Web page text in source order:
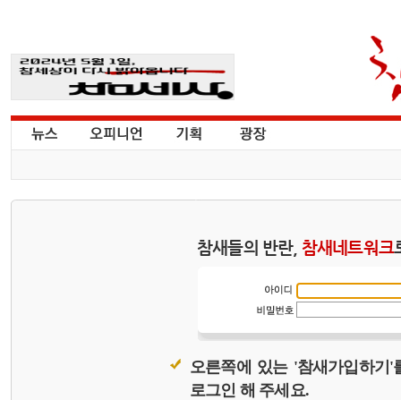
참새들의 반란, 참새네트워크
오른쪽에 있는 '참새가입하기
로그인 해 주세요.